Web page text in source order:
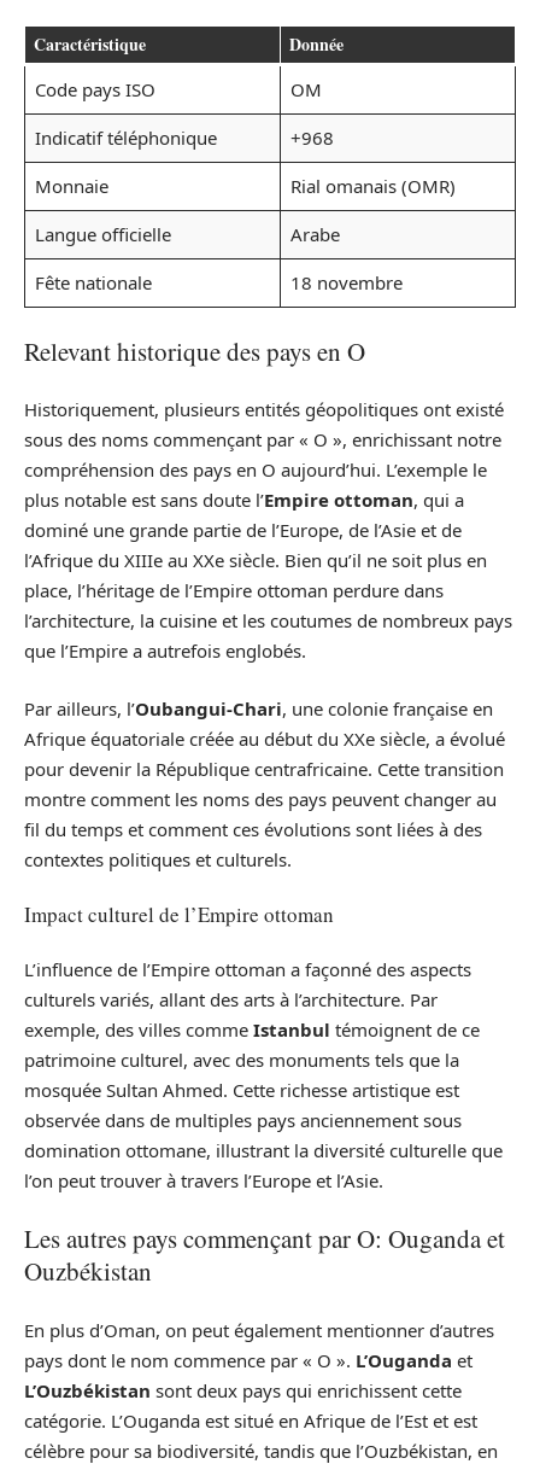
Caractéristique Donnée
Code pays ISO
OM
Indicatif téléphonique
+968
Monnaie
Rial omanais (OMR)
Langue officielle
Arabe
Fête nationale
18 novembre
Relevant historique des pays en O
Historiquement, plusieurs entités géopolitiques ont existé
sous des noms commençant par « O », enrichissant notre
compréhension des pays en O aujourd’hui. L’exemple le
plus notable est sans doute l’Empire ottoman, qui a
dominé une grande partie de l’Europe, de l’Asie et de
l’Afrique du XIIIe au XXe siècle. Bien qu’il ne soit plus en
place, l’héritage de l’Empire ottoman perdure dans
l’architecture, la cuisine et les coutumes de nombreux pays
que l’Empire a autrefois englobés.
Par ailleurs, l’Oubangui-Chari, une colonie française en
Afrique équatoriale créée au début du XXe siècle, a évolué
pour devenir la République centrafricaine. Cette transition
montre comment les noms des pays peuvent changer au
fil du temps et comment ces évolutions sont liées à des
contextes politiques et culturels.
Impact culturel de l’Empire ottoman
L’influence de l’Empire ottoman a façonné des aspects
culturels variés, allant des arts à l’architecture. Par
exemple, des villes comme Istanbul témoignent de ce
patrimoine culturel, avec des monuments tels que la
mosquée Sultan Ahmed. Cette richesse artistique est
observée dans de multiples pays anciennement sous
domination ottomane, illustrant la diversité culturelle que
l’on peut trouver à travers l’Europe et l’Asie.
Les autres pays commençant par O: Ouganda et
Ouzbékistan
En plus d’Oman, on peut également mentionner d’autres
pays dont le nom commence par « O ». L’Ouganda et
L’Ouzbékistan sont deux pays qui enrichissent cette
catégorie. L’Ouganda est situé en Afrique de l’Est et est
célèbre pour sa biodiversité, tandis que l’Ouzbékistan, en